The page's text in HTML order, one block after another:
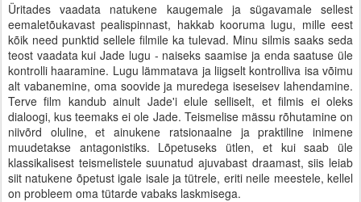
Üritades vaadata natukene kaugemale ja sügavamale sellest
eemaletõukavast pealispinnast, hakkab kooruma lugu, mille eest
kõik need punktid sellele filmile ka tulevad. Minu silmis saaks seda
teost vaadata kui Jade lugu - naiseks saamise ja enda saatuse üle
kontrolli haaramine. Lugu lämmatava ja liigselt kontrolliva isa võimu
alt vabanemine, oma soovide ja muredega iseseisev lahendamine.
Terve film kandub ainult Jade'i elule selliselt, et filmis ei oleks
dialoogi, kus teemaks ei ole Jade. Teismelise mässu rõhutamine on
niivõrd oluline, et ainukene ratsionaalne ja praktiline inimene
muudetakse antagonistiks. Lõpetuseks ütlen, et kui saab üle
klassikalisest teismelistele suunatud ajuvabast draamast, siis leiab
siit natukene õpetust igale isale ja tütrele, eriti neile meestele, kellel
on probleem oma tütarde vabaks laskmisega.